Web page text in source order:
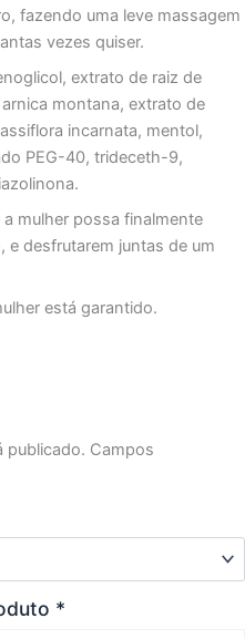
fazendo uma leve massagem
vezes quiser.
extrato de raiz de
montana, extrato de
incarnata, mentol,
PEG-40, trideceth-9,
mulher possa finalmente
e desfrutarem juntas de um
está garantido.
publicado. Campos
*